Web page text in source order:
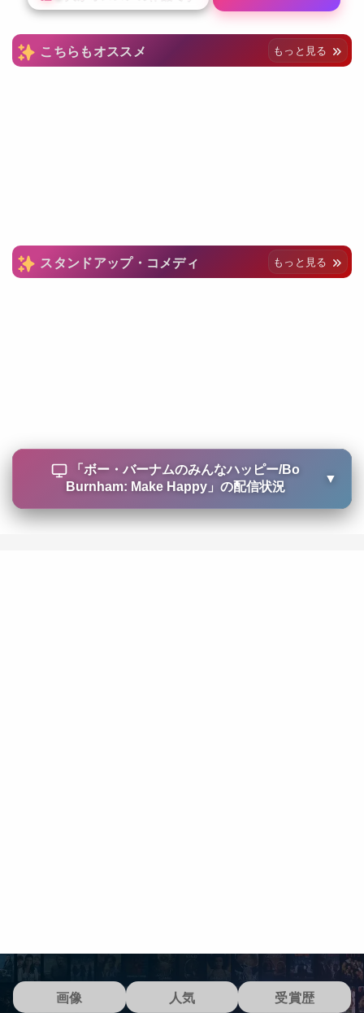
こちらもオススメ もっと見る
スタンドアップ・コメディ もっと見る
「 ボー・バーナムのみんなハッピー/Bo
Burnham: Make Happy」の配信状況
▼
画像 人気 受賞歴